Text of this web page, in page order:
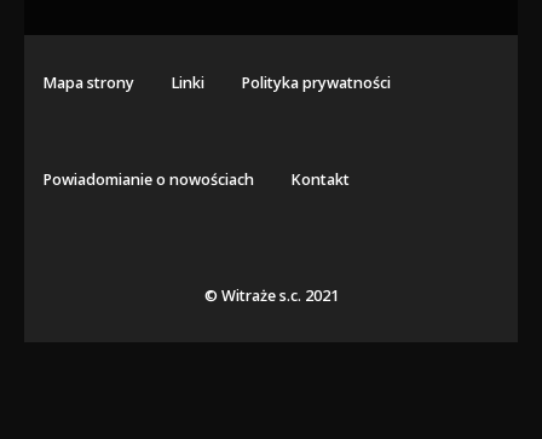
Mapa strony Linki Polityka prywatności
Powiadomianie o nowościach Kontakt
© Witraże s.c. 2021